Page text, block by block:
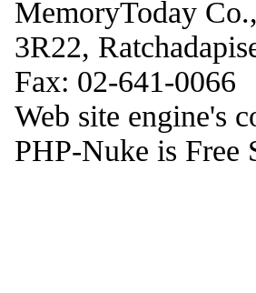
MemoryToday
3R22,
Fax: 02-641-0066
Web site engine's
PHP-Nuke is Free